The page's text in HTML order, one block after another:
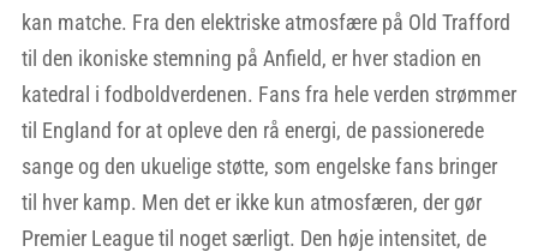
kan matche. Fra den elektriske atmosfære på Old Trafford
til den ikoniske stemning på Anfield, er hver stadion en
katedral i fodboldverdenen. Fans fra hele verden strømmer
til England for at opleve den rå energi, de passionerede
sange og den ukuelige støtte, som engelske fans bringer
til hver kamp. Men det er ikke kun atmosfæren, der gør
Premier League til noget særligt. Den høje intensitet, de